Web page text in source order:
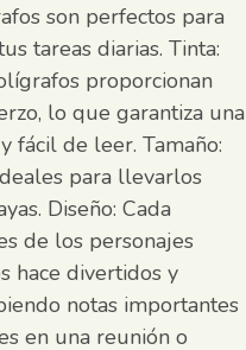
son perfectos para
tareas diarias. Tinta:
proporcionan
lo que garantiza una
fácil de leer. Tamaño:
para llevarlos
Diseño: Cada
de los personajes
hace divertidos y
notas importantes
en una reunión o